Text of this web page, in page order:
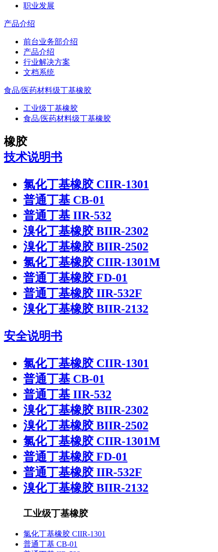
职业发展
产品介绍
前台业务部介绍
产品介绍
行业解决方案
文档系统
食品/医药材料级丁基橡胶
工业级丁基橡胶
食品/医药材料级丁基橡胶
橡胶
技术说明书
氯化丁基橡胶 CIIR-1301
普通丁基 CB-01
普通丁基 IIR-532
溴化丁基橡胶 BIIR-2302
溴化丁基橡胶 BIIR-2502
氯化丁基橡胶 CIIR-1301M
普通丁基橡胶 FD-01
普通丁基橡胶 IIR-532F
溴化丁基橡胶 BIIR-2132
安全说明书
氯化丁基橡胶 CIIR-1301
普通丁基 CB-01
普通丁基 IIR-532
溴化丁基橡胶 BIIR-2302
溴化丁基橡胶 BIIR-2502
氯化丁基橡胶 CIIR-1301M
普通丁基橡胶 FD-01
普通丁基橡胶 IIR-532F
溴化丁基橡胶 BIIR-2132
工业级丁基橡胶
氯化丁基橡胶 CIIR-1301
普通丁基 CB-01